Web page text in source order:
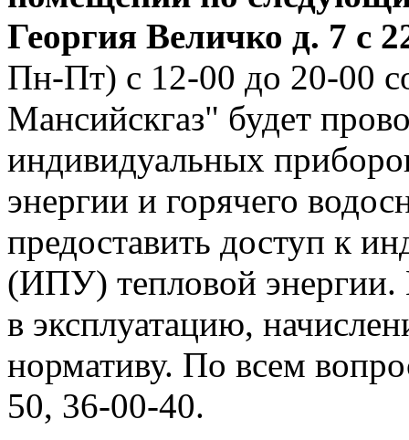
Георгия Величко д. 7 с
Пн-Пт) с 12-00 до 20-00
Мансийскгаз" будет
индивидуальных
энергии и горячего
предоставить доступ к
(ИПУ) тепловой энергии.
в эксплуатацию,
нормативу. По всем
50, 36-00-40.